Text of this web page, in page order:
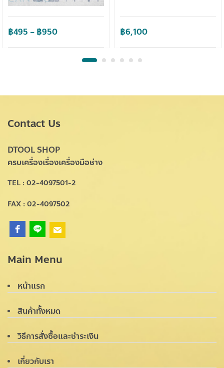
฿495 – ฿950Price
฿6,100
Contact Us
DTOOL SHOP
ครบเครื่องเรื่องเครื่องมือช่าง
TEL : 02-4097501-2
FAX : 02-4097502
Main Menu
หน้าแรก
สินค้าทั้งหมด
วิธีการสั่งซื้อและชำระเงิน
เกี่ยวกับเรา